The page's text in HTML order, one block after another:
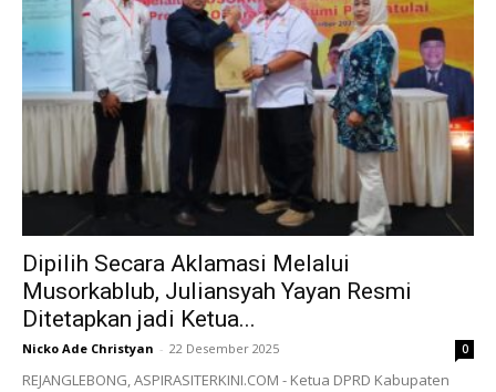
Dipilih Secara Aklamasi Melalui
Musorkablub, Juliansyah Yayan Resmi
Ditetapkan jadi Ketua...
Nicko Ade Christyan - 22 Desember 2025 0
REJANGLEBONG, ASPIRASITERKINI.COM - Ketua DPRD Kabupaten